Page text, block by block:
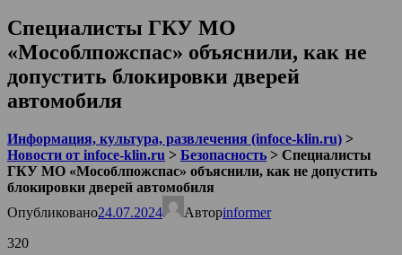
Специалисты ГКУ МО
«Мособлпожспас» объяснили, как не
допустить блокировки дверей
автомобиля
Информация, культура, развлечения (infoce-klin.ru) >
Новости от infoce-klin.ru > Безопасность > Специалисты
ГКУ МО «Мособлпожспас» объяснили, как не допустить
блокировки дверей автомобиля
Опубликовано24.07.2024 Авторinformer
320